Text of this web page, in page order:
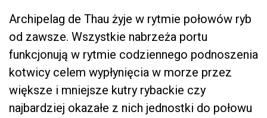
Archipelag de Thau żyje w rytmie połowów ryb
od zawsze. Wszystkie nabrzeża portu
funkcjonują w rytmie codziennego podnoszenia
kotwicy celem wypłynięcia w morze przez
większe i mniejsze kutry rybackie czy
najbardziej okazałe z nich jednostki do połowu